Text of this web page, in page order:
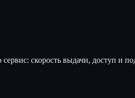
скорость выдачи, доступ и